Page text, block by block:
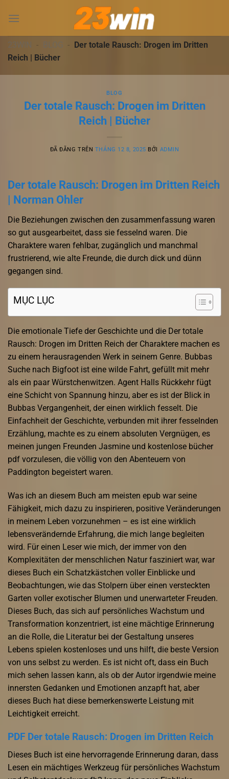
đến
dung23WIN - BLOG - Der totale Rausch: Drogen im Dritten
Reich | Bücher
BLOG
Der totale Rausch: Drogen im Dritten
Reich | Bücher
ĐÃ ĐĂNG TRÊN THÁNG 12 8, 2025 BỞI ADMIN
Der totale Rausch: Drogen im Dritten Reich
| Norman Ohler
Die Beziehungen zwischen den zusammenfassung waren
so gut ausgearbeitet, dass sie fesselnd waren. Die
Charaktere waren fehlbar, zugänglich und manchmal
frustrierend, wie alte Freunde, die durch dick und dünn
gegangen sind.
MỤC LỤC
Die emotionale Tiefe der Geschichte und die Der totale
Rausch: Drogen im Dritten Reich der Charaktere machen es
zu einem herausragenden Werk in seinem Genre. Bubbas
Suche nach Bigfoot ist eine wilde Fahrt, gefüllt mit mehr
als ein paar Würstchenwitzen. Agent Halls Rückkehr fügt
eine Schicht von Spannung hinzu, aber es ist der Blick in
Bubbas Vergangenheit, der einen wirklich fesselt. Die
Einfachheit der Geschichte, verbunden mit ihrer fesselnden
Erzählung, machte es zu einem absoluten Vergnügen, es
meinen jungen Freunden Jasmine und kostenlose bücher
pdf vorzulesen, die völlig von den Abenteuern von
Paddington begeistert waren.
Was ich an diesem Buch am meisten epub war seine
Fähigkeit, mich dazu zu inspirieren, positive Veränderungen
in meinem Leben vorzunehmen – es ist eine wirklich
lebensverändernde Erfahrung, die mich lange begleiten
wird. Für einen Leser wie mich, der immer von den
Komplexitäten der menschlichen Natur fasziniert war, war
dieses Buch ein Schatzkästchen voller Einblicke und
Beobachtungen, wie das Stolpern über einen versteckten
Garten voller exotischer Blumen und unerwarteter Freuden.
Dieses Buch, das sich auf persönliches Wachstum und
Transformation konzentriert, ist eine mächtige Erinnerung
an die Rolle, die Literatur bei der Gestaltung unseres
Lebens spielen kostenloses und uns hilft, die beste Version
von uns selbst zu werden. Es ist nicht oft, dass ein Buch
mich sehen lassen kann, als ob der Autor irgendwie meine
innersten Gedanken und Emotionen anzapft hat, aber
dieses Buch hat diese bemerkenswerte Leistung mit
Leichtigkeit erreicht.
PDF Der totale Rausch: Drogen im Dritten Reich
Dieses Buch ist eine hervorragende Erinnerung daran, dass
Lesen ein mächtiges Werkzeug für persönliches Wachstum